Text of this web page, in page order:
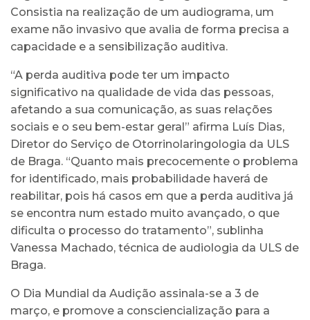
Consistia na realização de um audiograma, um
exame não invasivo que avalia de forma precisa a
capacidade e a sensibilização auditiva.
“A perda auditiva pode ter um impacto
significativo na qualidade de vida das pessoas,
afetando a sua comunicação, as suas relações
sociais e o seu bem-estar geral” afirma Luís Dias,
Diretor do Serviço de Otorrinolaringologia da ULS
de Braga. “Quanto mais precocemente o problema
for identificado, mais probabilidade haverá de
reabilitar, pois há casos em que a perda auditiva já
se encontra num estado muito avançado, o que
dificulta o processo do tratamento”, sublinha
Vanessa Machado, técnica de audiologia da ULS de
Braga.
O Dia Mundial da Audição assinala-se a 3 de
março, e promove a consciencialização para a